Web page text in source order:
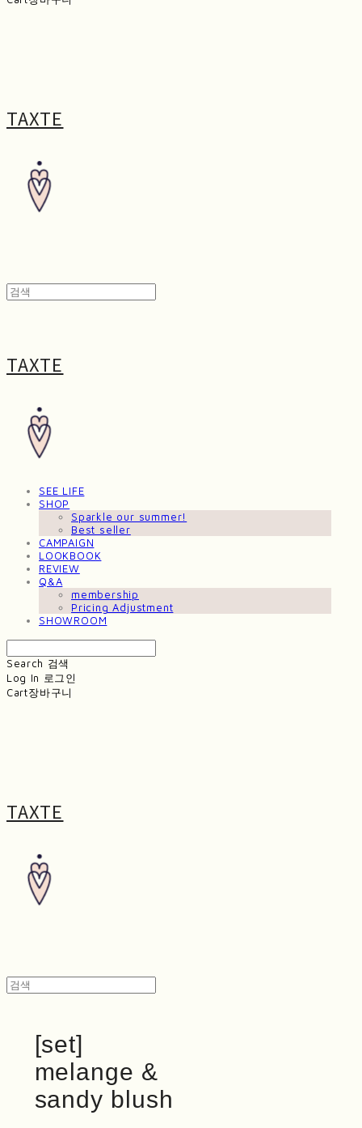
TAXTE
TAXTE
SEE LIFE
SHOP
Sparkle our summer!
Best seller
CAMPAIGN
LOOKBOOK
REVIEW
Q&A
membership
Pricing Adjustment
SHOWROOM
Search 검색
Log In 로그인
Cart장바구니
TAXTE
[set]
melange &
sandy blush